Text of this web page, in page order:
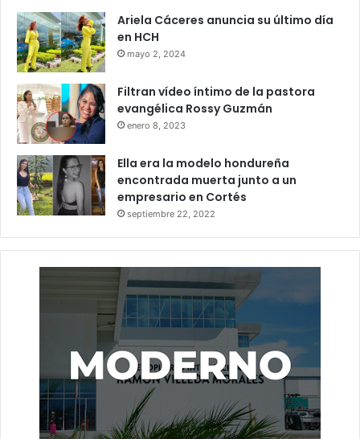
Ariela Cáceres anuncia su último día
en HCH
mayo 2, 2024
Filtran vídeo íntimo de la pastora
evangélica Rossy Guzmán
enero 8, 2023
Ella era la modelo hondureña
encontrada muerta junto a un
empresario en Cortés
septiembre 22, 2022